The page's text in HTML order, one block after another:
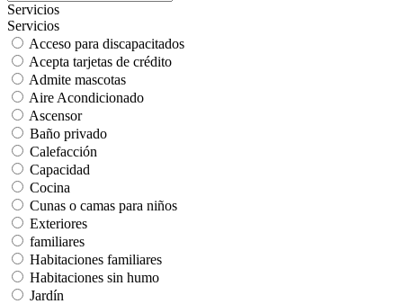
Servicios
Servicios
Acceso para discapacitados
Acepta tarjetas de crédito
Admite mascotas
Aire Acondicionado
Ascensor
Baño privado
Calefacción
Capacidad
Cocina
Cunas o camas para niños
Exteriores
familiares
Habitaciones familiares
Habitaciones sin humo
Jardín